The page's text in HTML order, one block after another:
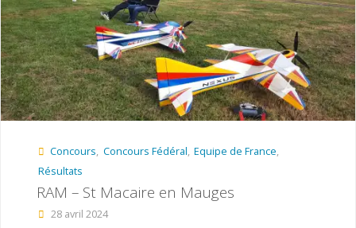
en
Ouches"
Concours, Concours Fédéral, Equipe de France,
Résultats
RAM – St Macaire en Mauges
28 avril 2024